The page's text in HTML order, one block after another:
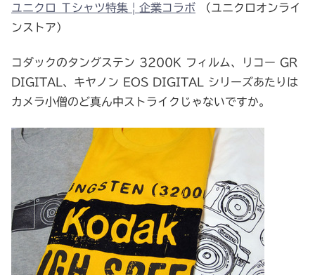
ユニクロ Ｔシャツ特集 | 企業コラボ （ユニクロオンライ
ンストア）
コダックのタングステン 3200K フィルム、リコー GR
DIGITAL、キヤノン EOS DIGITAL シリーズあたりは
カメラ小僧のど真ん中ストライクじゃないですか。